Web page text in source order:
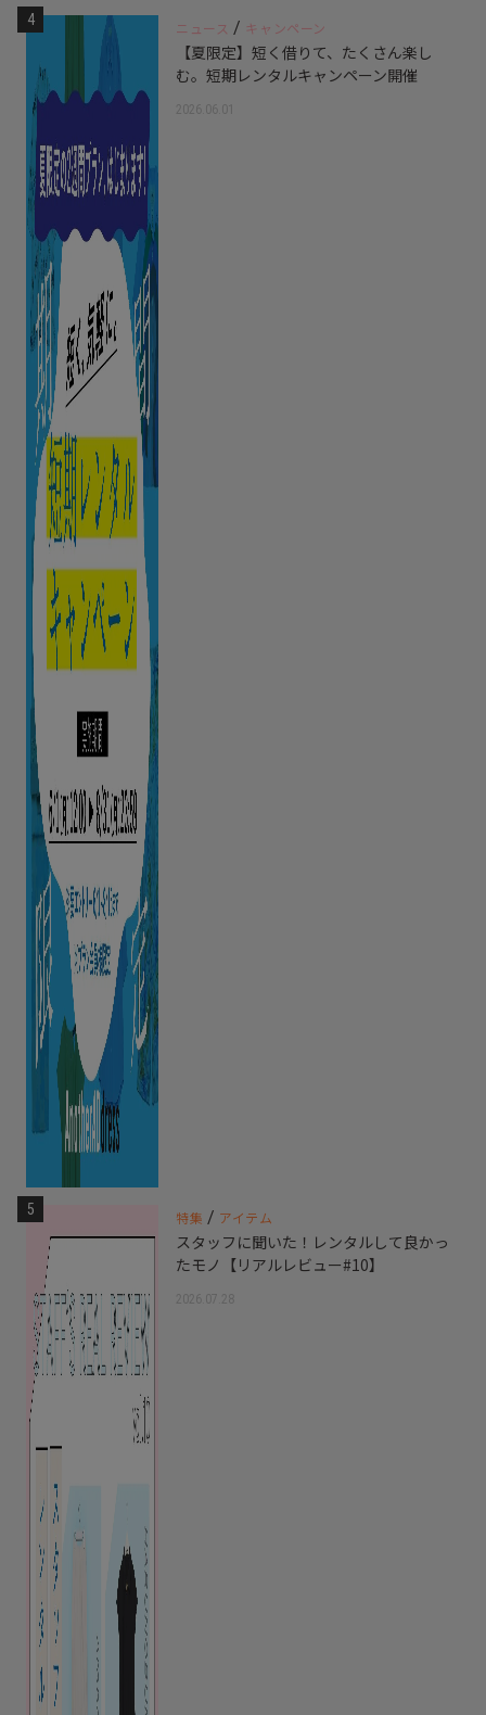
4 ニュース / キャンペーン
【夏限定】短く借りて、たくさん楽し
む。短期レンタルキャンペーン開催
2026.06.01
5 特集 / アイテム
スタッフに聞いた！レンタルして良かっ
たモノ【リアルレビュー#10】
2026.07.28